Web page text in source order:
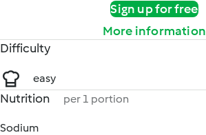
Sign up for free
More information
Difficulty
easy
Nutrition per 1 portion
Sodium